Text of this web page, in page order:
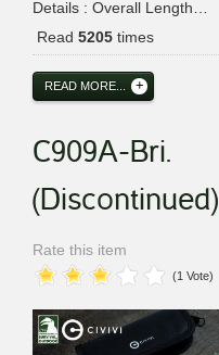
Details : Overall Length…
Read 5205 times
READ MORE...
C909A-Bri.
(Discontinued)
Rate this item
(1 Vote)